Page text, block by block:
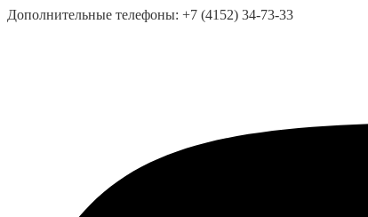
Дополнительные телефоны: +7 (4152) 34-73-33